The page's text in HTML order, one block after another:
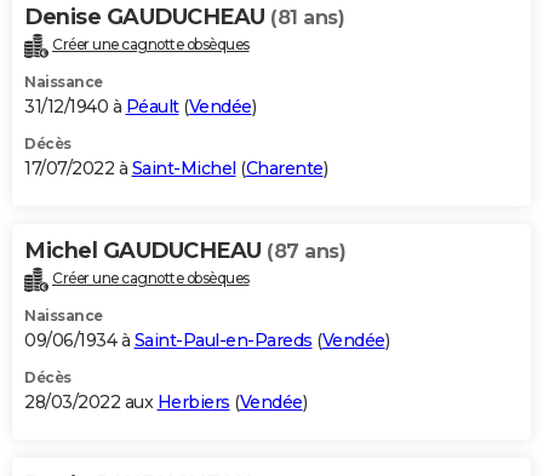
Denise GAUDUCHEAU (81 ans)
Créer une cagnotte obsèques
Naissance
31/12/1940 à Péault(Vendée)
Décès
17/07/2022 à Saint-Michel (Charente)
Michel GAUDUCHEAU (87 ans)
Créer une cagnotte obsèques
Naissance
09/06/1934 à Saint-Paul-en-Pareds (Vendée)
Décès
28/03/2022 aux Herbiers (Vendée)